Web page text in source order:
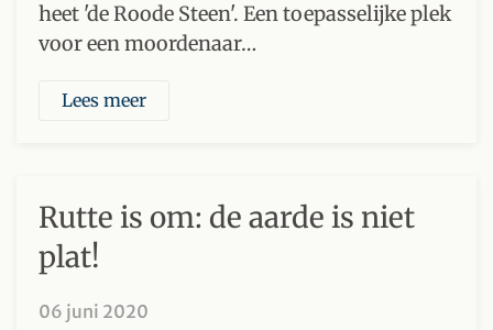
heet 'de Roode Steen'. Een toepasselijke plek
voor een moordenaar…
Lees meer
Rutte is om: de aarde is niet
plat!
06 juni 2020